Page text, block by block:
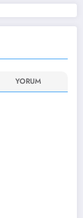
YORUM